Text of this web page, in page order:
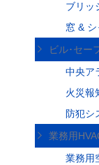
ブリッ
窓 &
ビル･セー
中央ア
火災報
防犯シ
業務用
業務用